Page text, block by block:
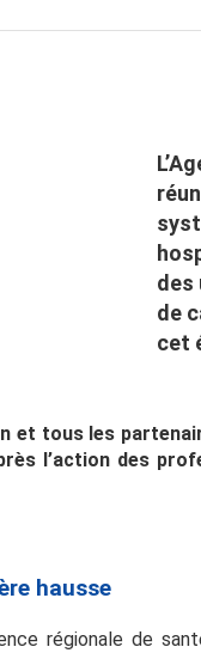
des
de
cet
tous les
l’action des
hausse
régionale de